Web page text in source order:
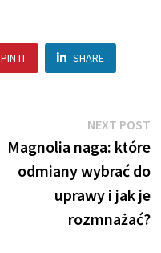
PIN IT SHARE
NEXT POST
Magnolia naga: które
odmiany wybrać do
uprawy i jak je
rozmnażać?